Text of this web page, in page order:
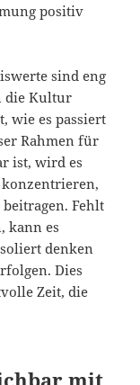
positiv
sind eng
die Kultur
wie es passiert
Rahmen für
ist, wird es
Fehlt
kann es
denken
Dies
Zeit, die